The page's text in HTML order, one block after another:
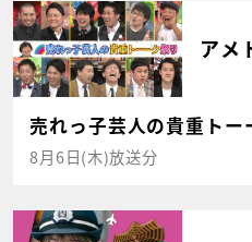
アメ
売れっ子芸人の貴重ト
8月6日(木)放送分